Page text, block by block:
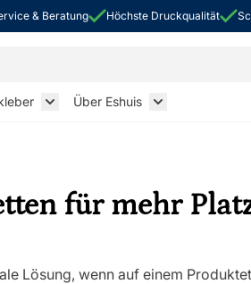
& Beratung Höchste Druckqualität
for Flexible Verpackungen
Toggle submenu for Aufkleber
Über Eshuis
für mehr
Lösung, wenn auf einem